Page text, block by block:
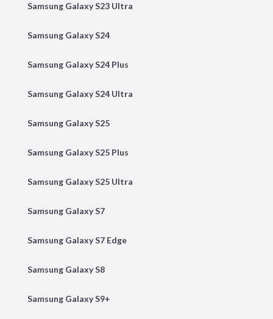
Samsung Galaxy S23 Ultra
Samsung Galaxy S24
Samsung Galaxy S24 Plus
Samsung Galaxy S24 Ultra
Samsung Galaxy S25
Samsung Galaxy S25 Plus
Samsung Galaxy S25 Ultra
Samsung Galaxy S7
Samsung Galaxy S7 Edge
Samsung Galaxy S8
Samsung Galaxy S9+